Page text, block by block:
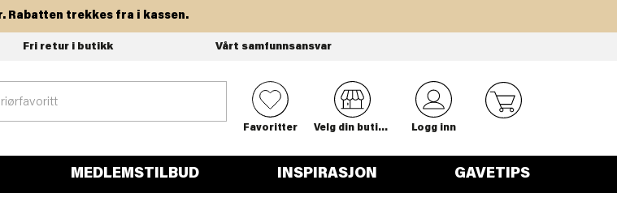
trekkes fra i kassen.
Fri retur i butikk Vårt samfunnsansvar
0
Favoritter Velg din butikk Logg inn
MEDLEMSTILBUD INSPIRASJON GAVETIPS